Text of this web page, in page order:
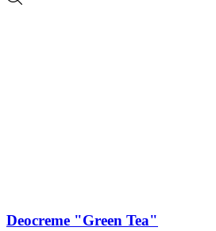
Deocreme "Green Tea"